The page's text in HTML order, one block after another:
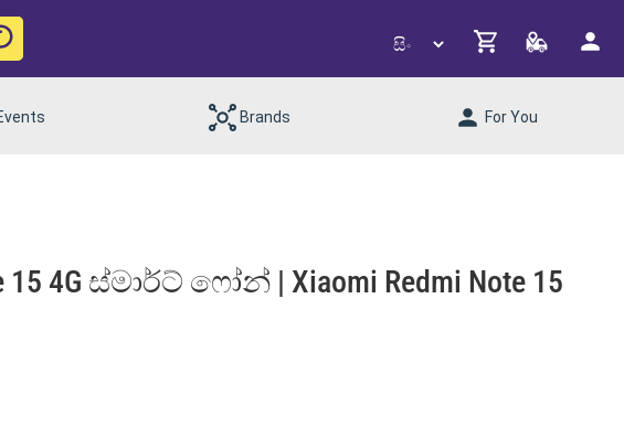
Brands For You
15 4G ස්මාර්ට් ෆෝන් | Xiaomi Redmi Note 15